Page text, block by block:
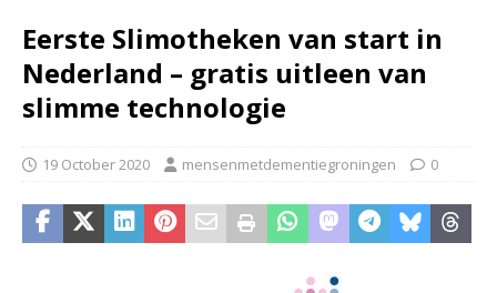
Eerste Slimotheken van start in
Nederland – gratis uitleen van
slimme technologie
19 October 2020 mensenmetdementiegroningen 0